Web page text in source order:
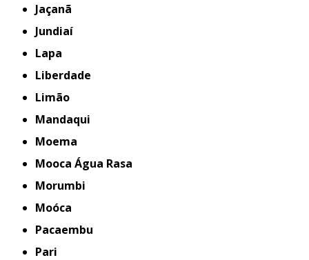
Jaçanã
Jundiaí
Lapa
Liberdade
Limão
Mandaqui
Moema
Mooca Água Rasa
Morumbi
Moóca
Pacaembu
Pari